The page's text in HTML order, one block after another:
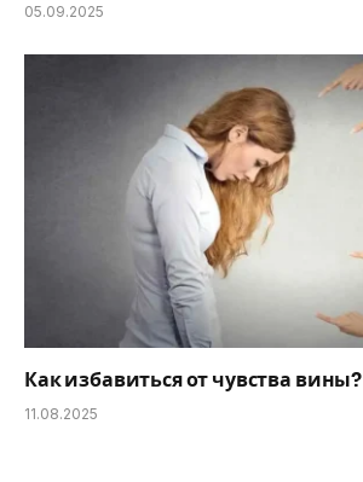
05.09.2025
Как избавиться от чувства вины?
11.08.2025